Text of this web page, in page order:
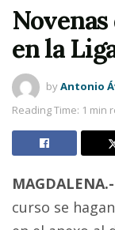
en la
byAntonio
Reading Time: 1 min
MAGDALENA.-
curso se